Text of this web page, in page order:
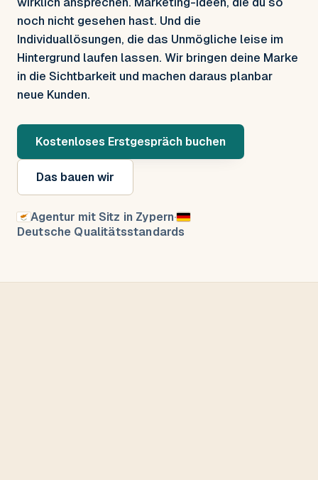
noch nicht gesehen hast. Und die
Individuallösungen, die das Unmögliche leise im
Hintergrund laufen lassen. Wir bringen deine Marke
in die Sichtbarkeit und machen daraus planbar
neue Kunden.
Kostenloses Erstgespräch buchen
Das bauen wir
Agentur mit Sitz in Zypern·
Deutsche Qualitätsstandards